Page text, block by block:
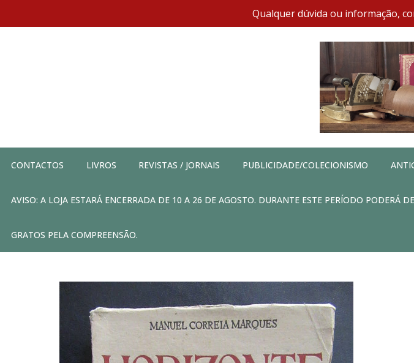
Qualquer dúvida ou informação,
CONTACTOS LIVROS REVISTAS / JORNAIS PUBLICIDADE/COLECIONISMO
AVISO: A LOJA ESTARÁ ENCERRADA DE 10 A 26 DE AGOSTO. DURANTE ESTE PERÍODO
GRATOS PELA COMPREENSÃO.